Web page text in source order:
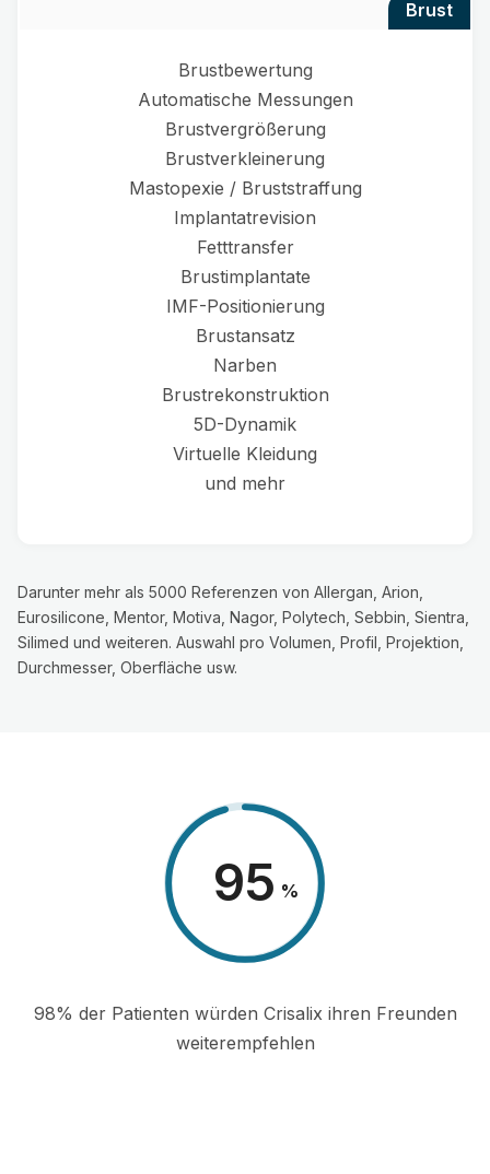
brust
Brustbewertung
Automatische Messungen
Brustvergrößerung
Brustverkleinerung
Mastopexie / Bruststraffung
Implantatrevision
Fetttransfer
Brustimplantate
IMF-Positionierung
Brustansatz
Narben
Brustrekonstruktion
5D-Dynamik
Virtuelle Kleidung
und mehr
Darunter mehr als 5000 Referenzen von Allergan, Arion,
Eurosilicone, Mentor, Motiva, Nagor, Polytech, Sebbin, Sientra,
Silimed und weiteren. Auswahl pro Volumen, Profil, Projektion,
Durchmesser, Oberfläche usw.
98 %
98% der Patienten würden Crisalix ihren Freunden
weiterempfehlen